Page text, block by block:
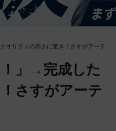
オリティの高さに驚き！さすがアーテ
！」→完成した
さすがアーテ